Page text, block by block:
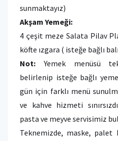
sunmaktayız)
Akşam Yemeği:
4 çeşit meze Salata Pilav
köfte ızgara ( isteğe bağlı
Not:Yemek menüsü
belirlenip isteğe bağlı
gün için farklı menü
ve kahve hizmeti
pasta ve meyve servisimiz
Teknemizde, maske, palet